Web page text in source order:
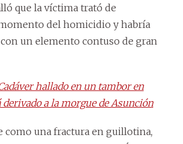
que la víctima trató de
del homicidio y habría
un elemento contuso de gran
hallado en un tambor en
derivado a la morgue de Asunción
como una fractura en guillotina,